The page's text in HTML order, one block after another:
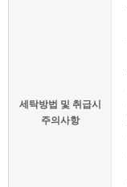
세탁방법 및 취급시
주의사항